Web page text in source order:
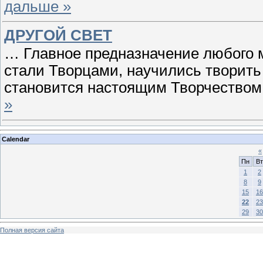
дальше »
ДРУГОЙ СВЕТ
… Главное предназначение
стали Творцами, научились
становится настоящим
»
Calendar
«
Пн
Вт
1
2
8
9
15
16
22
23
29
30
Полная версия сайта